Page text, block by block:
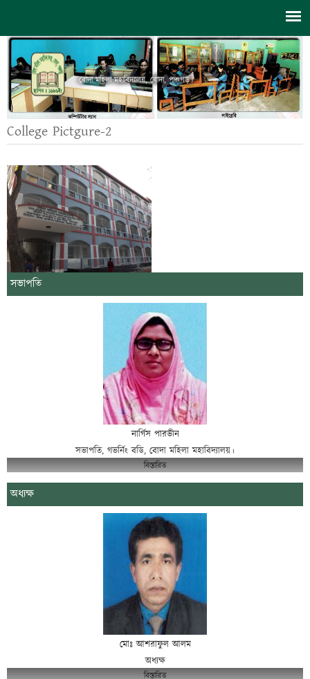
বোদা মহিলা মহাবিদ্যালয়, বোদা, পঞ্চগড়।
College Pictgure-2
সভাপতি
নার্গিস পারভীন
সভাপতি, গভর্নিং বডি, বোদা মহিলা মহাবিদ্যালয়।
বিস্তারিত
অধ্যক্ষ
মোঃ আশরাফুল আলম
অধ্যক্ষ
বিস্তারিত